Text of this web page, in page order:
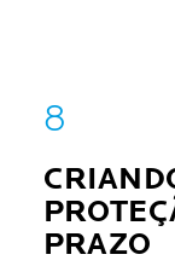
PRAZO